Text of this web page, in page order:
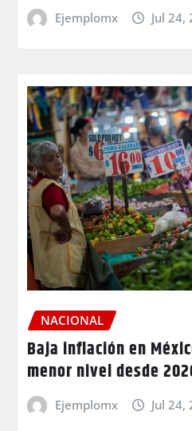
Ejemplomx Jul 24,
NACIONAL
Baja inflación en
menor nivel desde
Ejemplomx Jul 24,